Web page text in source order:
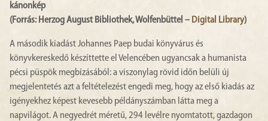
kánonkép
(Forrás: Herzog August Bibliothek, Wolfenbüttel – Digital Library)
A második kiadást Johannes Paep budai könyvárus és
könyvkereskedő készíttette el Velencében ugyancsak a humanista
pécsi püspök megbízásából: a viszonylag rövid időn belüli új
megjelentetés azt a feltételezést engedi meg, hogy az első kiadás az
igényekhez képest kevesebb példányszámban látta meg a
napvilágot. A negyedrét méretű, 294 levélre nyomtatott, gazdagon